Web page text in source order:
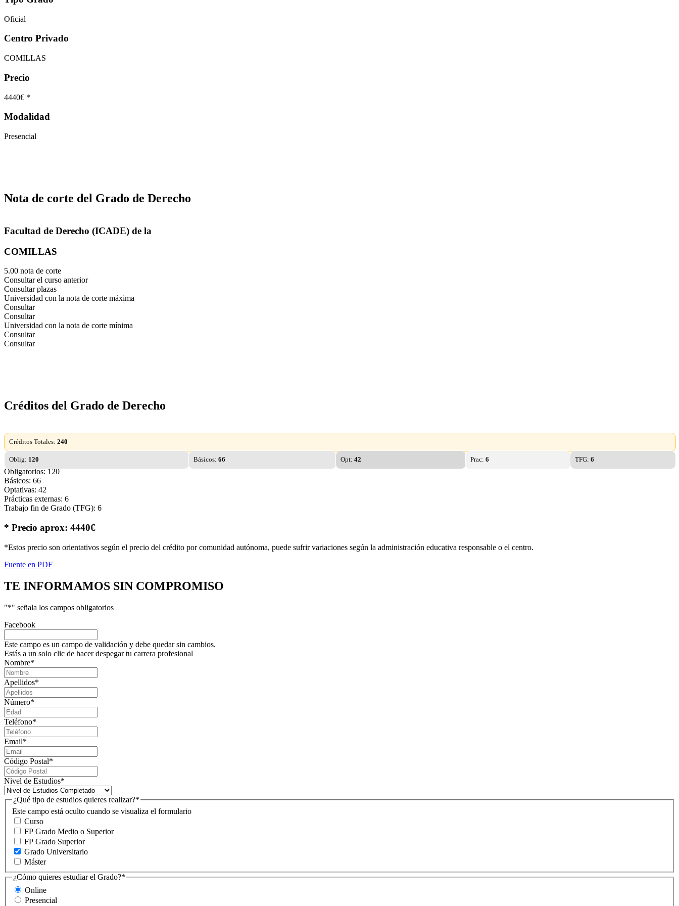
Oficial
Centro Privado
COMILLAS
Precio
4440€ *
Modalidad
Presencial
Nota de corte del Grado de Derecho
Facultad de Derecho (ICADE) de la
COMILLAS
5.00 nota de corte
Consultar el curso anterior
Consultar plazas
Universidad con la nota de corte máxima
Consultar
Consultar
Universidad con la nota de corte mínima
Consultar
Consultar
Créditos del Grado de Derecho
Créditos Totales: 240
Oblig: 120 Básicos:66 Opt: 42 Prac: 6 TFG:6
Obligatorios: 120
Básicos: 66
Optativas: 42
Prácticas externas: 6
Trabajo fin de Grado (TFG): 6
* Precio aprox: 4440€
*Estos precio son orientativos según el precio del crédito por comunidad autónoma, puede sufrir variaciones según la administración educativa responsable o el centro.
Fuente en PDF
TE INFORMAMOS SIN COMPROMISO
"*" señala los campos obligatorios
Facebook
Este campo es un campo de validación y debe quedar sin cambios.
Estás a un solo clic de hacer despegar tu carrera profesional
Nombre*
Apellidos*
Número*
Teléfono*
Email*
Código Postal*
Nivel de Estudios*
Este campo está oculto cuando se visualiza el formulario
¿Qué tipo de estudios quieres realizar?*
Curso
FP Grado Medio o Superior
FP Grado Superior
Grado Universitario
Máster
¿Cómo quieres estudiar el Grado?*
Online
Presencial